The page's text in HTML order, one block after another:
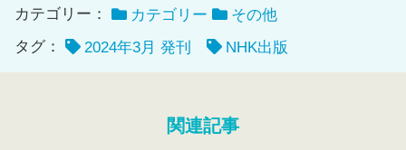
カテゴリー： カテゴリー
その他
タグ：
2024年3月 発刊 NHK出版
関連記事